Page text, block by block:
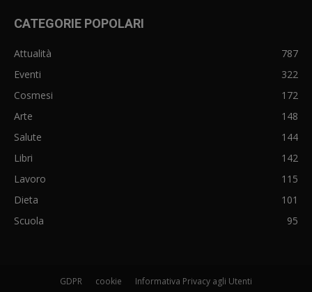
CATEGORIE POPOLARI
Attualità
787
Eventi
322
Cosmesi
172
Arte
148
Salute
144
Libri
142
Lavoro
115
Dieta
101
Scuola
95
GDPR cookie Informativa Privacy agli Utenti